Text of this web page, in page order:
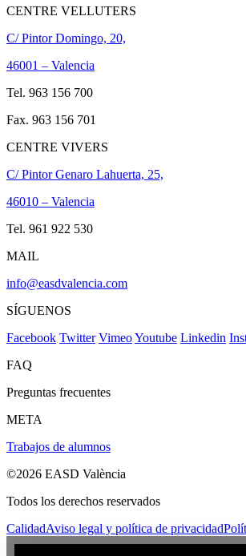
CENTRE VELLUTERS
C/ Pintor Domingo, 20,
46001 – Valencia
Tel. 963 156 700
Fax. 963 156 701
CENTRE VIVERS
C/ Pintor Genaro Lahuerta, 25,
46010 – Valencia
Tel. 961 922 530
MAIL
info@easdvalencia.com
SÍGUENOS
Facebook Twitter VimeoYoutube Linkedin
FAQ
Preguntas frecuentes
META
Trabajos de alumnos
©2026 EASD València
Todos los derechos reservados
CalidadAviso legal y política de privacidad